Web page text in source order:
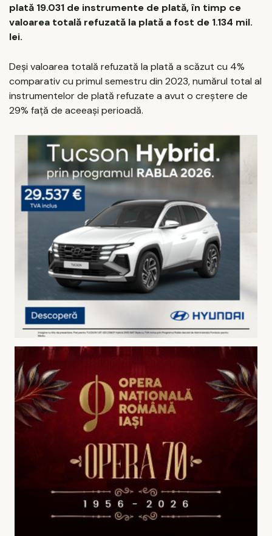
plată 19.031 de instrumente de plată, în timp ce
valoarea totală refuzată la plată a fost de 1.134 mil.
lei.
Deși valoarea totală refuzată la plată a scăzut cu 4%
comparativ cu primul semestru din 2023, numărul total al
instrumentelor de plată refuzate a avut o creștere de
29% față de aceeași perioadă.